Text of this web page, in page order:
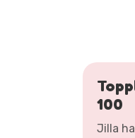
100
Jilla